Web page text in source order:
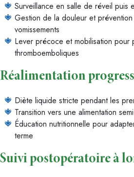
Surveillance en salle de réveil puis
Gestion de la douleur et
vomissements
Lever précoce et mobilisation pour
thromboemboliques
Réalimentation
Diète liquide stricte pendant les
Transition vers une alimentation
Éducation nutritionnelle pour
terme
Suivi postopératoire à